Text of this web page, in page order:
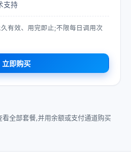
支持
有效、用完即止;不限每日调用次
立即购买
看全部套餐,并用余额或支付通道购买